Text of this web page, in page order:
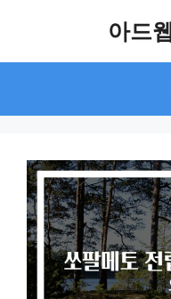
아드